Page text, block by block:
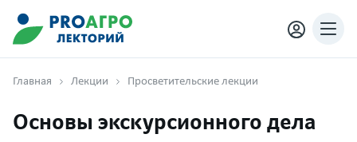
Главная Лекции Просветительские лекции
Основы экскурсионного дела